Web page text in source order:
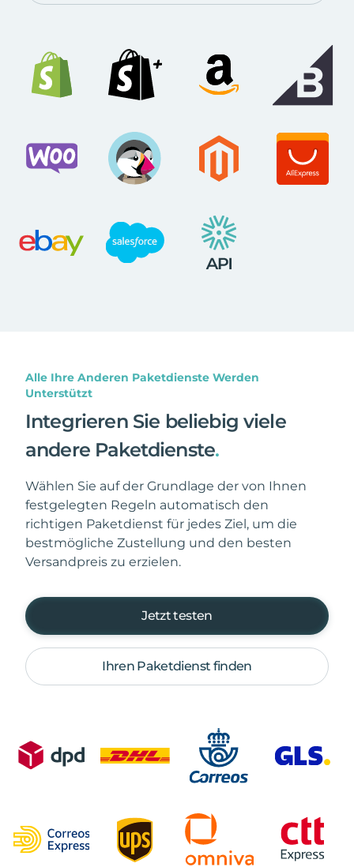
Alle Ihre Anderen Paketdienste Werden
Unterstützt
Integrieren Sie beliebig viele
andere Paketdienste.
Wählen Sie auf der Grundlage der von Ihnen
festgelegten Regeln automatisch den
richtigen Paketdienst für jedes Ziel, um die
bestmögliche Zustellung und den besten
Versandpreis zu erzielen.
Jetzt testen
Ihren Paketdienst finden